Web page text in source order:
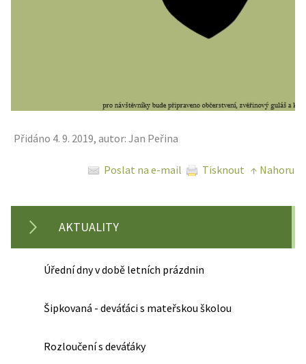
Přidáno 4. 9. 2019, autor: Jan Peřina
Poslat na e-mail Tisknout ↑ Nahoru
AKTUALITY
Úřední dny v době letních prázdnin
Šipkovaná - deváťáci s mateřskou školou
Rozloučení s deváťáky